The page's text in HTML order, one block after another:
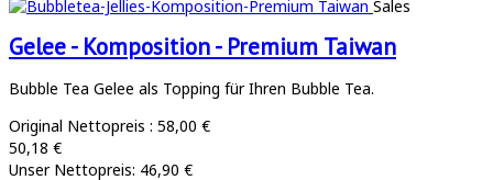
Sales
Gelee - Komposition - Premium Taiwan
Bubble Tea Gelee als Topping für Ihren Bubble Tea.
Original Nettopreis : 58,00 €
50,18 €
Unser Nettopreis: 46,90 €